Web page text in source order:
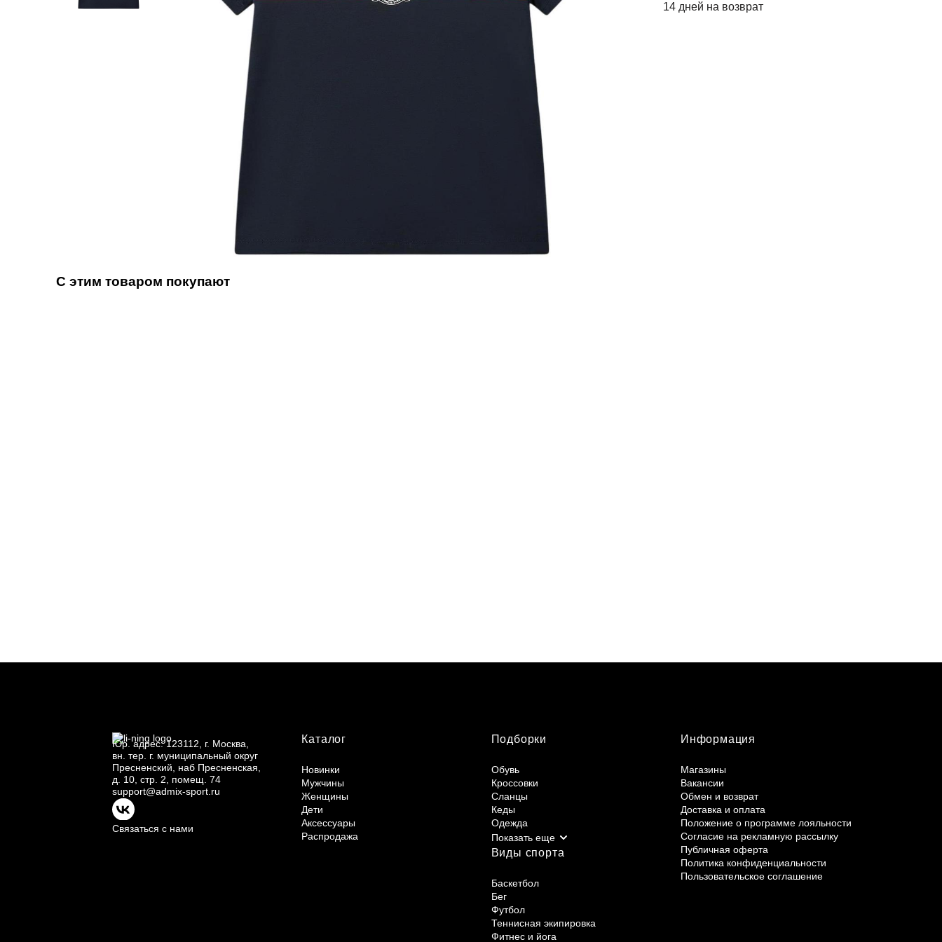
14 дней на возврат
С этим товаром покупают
Юр. адрес: 123112, г. Москва,
вн. тер. г. муниципальный округ
Пресненский, наб Пресненская,
д. 10, стр. 2, помещ. 74
support@admix-sport.ru
Связаться с нами
Каталог
Новинки
Мужчины
Женщины
Дети
Аксессуары
Распродажа
Подборки
Обувь
Кроссовки
Сланцы
Кеды
Одежда
Виды спорта
Баскетбол
Бег
Футбол
Теннисная экипировка
Фитнес и йога
Информация
Магазины
Вакансии
Обмен и возврат
Доставка и оплата
Положение о программе лояльности
Согласие на рекламную рассылку
Публичная оферта
Политика конфиденциальности
Пользовательское соглашение